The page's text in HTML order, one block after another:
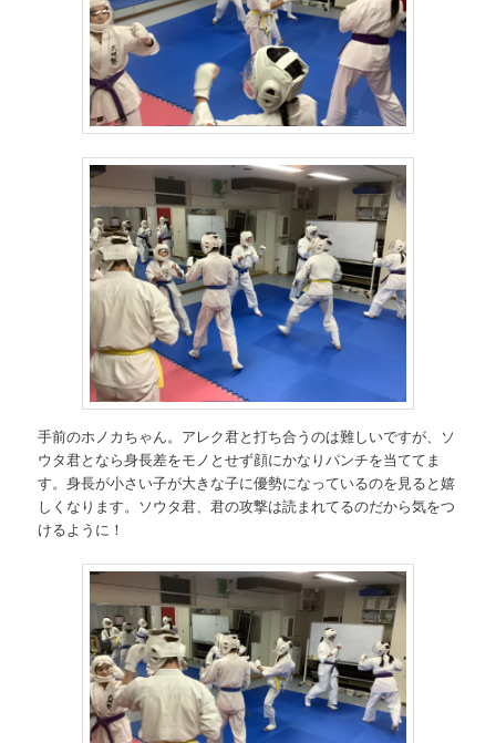
手前のホノカちゃん。アレク君と打ち合うのは難しいですが、ソ
ウタ君となら身長差をモノとせず顔にかなりパンチを当ててま
す。身長が小さい子が大きな子に優勢になっているのを見ると嬉
しくなります。ソウタ君、君の攻撃は読まれてるのだから気をつ
けるように！